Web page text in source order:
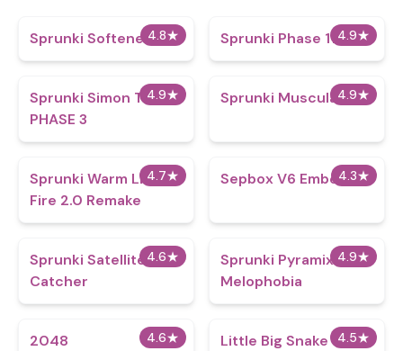
4.8★
Sprunki Softened 4.9★
Sprunki Phase 11
4.9★
Sprunki Simon Time
PHASE 3
4.9★
Sprunki Muscular
4.7★
Sprunki Warm Like
Fire 2.0 Remake
4.3★
Sepbox V6 Embers
4.6★
Sprunki Satellite
Catcher
4.9★
Sprunki Pyramix
Melophobia
4.6★
2048 4.5★
Little Big Snake